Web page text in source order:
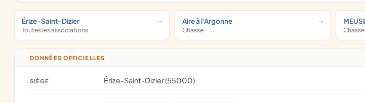
Érize-Saint-Dizier
Toutes les associations
Aire à l'Argonne
Chasse Chasse
DONNÉES OFFICIELLES
SIÈGE Érize-Saint-Dizier (55000)